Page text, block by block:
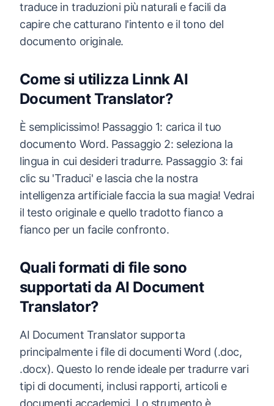
traduce in traduzioni più naturali e facili da
capire che catturano l'intento e il tono del
documento originale.
Come si utilizza Linnk AI
Document Translator?
È semplicissimo! Passaggio 1: carica il tuo
documento Word. Passaggio 2: seleziona la
lingua in cui desideri tradurre. Passaggio 3: fai
clic su 'Traduci' e lascia che la nostra
intelligenza artificiale faccia la sua magia! Vedrai
il testo originale e quello tradotto fianco a
fianco per un facile confronto.
Quali formati di file sono
supportati da AI Document
Translator?
AI Document Translator supporta
principalmente i file di documenti Word (.doc,
.docx). Questo lo rende ideale per tradurre vari
tipi di documenti, inclusi rapporti, articoli e
documenti accademici. Lo strumento è